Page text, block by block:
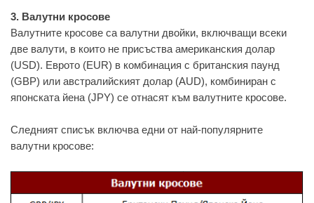
3. Валутни кросове
Валутните кросове са валутни двойки, включващи всеки
две валути, в които не присъства американския долар
(USD). Еврото (EUR) в комбинация с британския паунд
(GBP) или австралийският долар (AUD), комбиниран с
японската йена (JPY) се отнасят към валутните кросове.
Следният списък включва едни от най-популярните
валутни кросове: